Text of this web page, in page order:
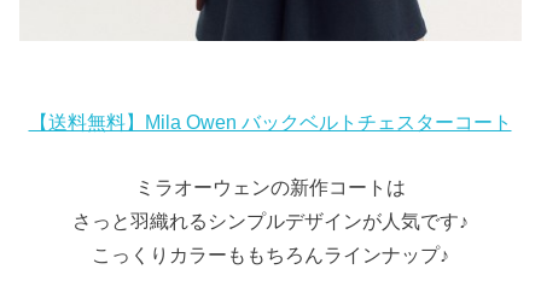
【送料無料】Mila Owen バックベルトチェスターコート
ミラオーウェンの新作コートは
さっと羽織れるシンプルデザインが人気です♪
こっくりカラーももちろんラインナップ♪